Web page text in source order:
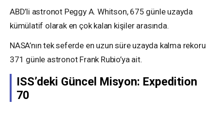
ABD’li astronot Peggy A. Whitson, 675 günle uzayda
kümülatif olarak en çok kalan kişiler arasında.
NASA’nın tek seferde en uzun süre uzayda kalma rekoru
371 günle astronot Frank Rubio’ya ait.
ISS’deki Güncel Misyon: Expedition
70